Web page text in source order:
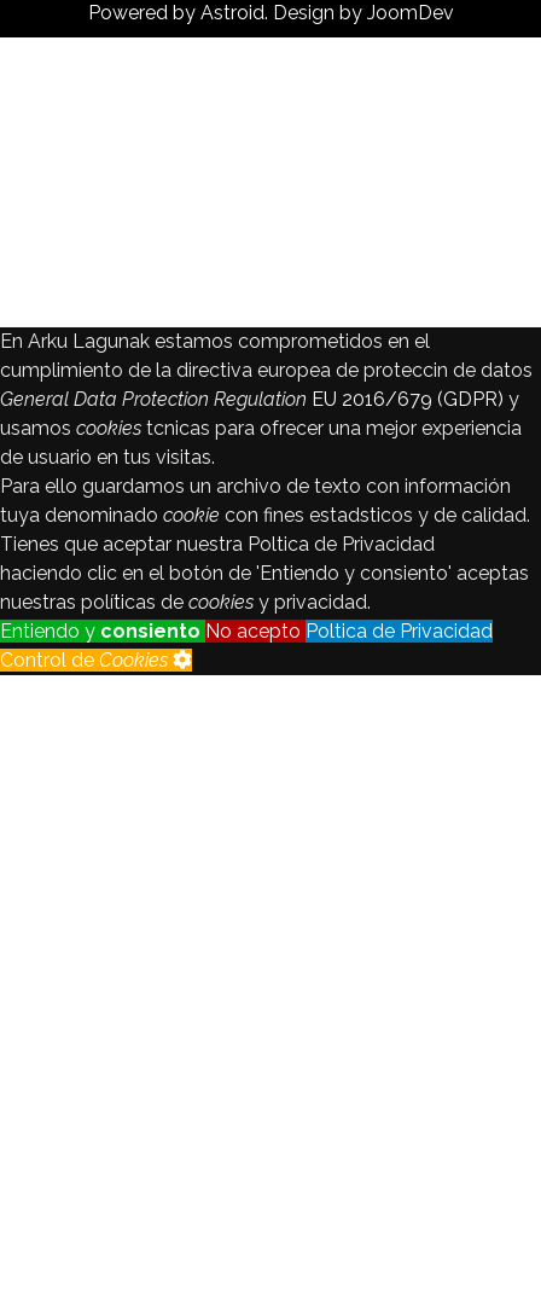
Powered by Astroid. Design by JoomDev
En Arku Lagunak estamos comprometidos en el
cumplimiento de la directiva europea de proteccin de datos
General Data Protection Regulation EU 2016/679 (GDPR) y
usamos cookies tcnicas para ofrecer una mejor experiencia
de usuario en tus visitas.
Para ello guardamos un archivo de texto con información
tuya denominado cookie con fines estadsticos y de calidad.
Tienes que aceptar nuestra Poltica de Privacidad
haciendo clic en el botón de 'Entiendo y consiento' aceptas
nuestras políticas de cookies y privacidad.
Entiendo y consiento No acepto Poltica de Privacidad
Control de Cookies